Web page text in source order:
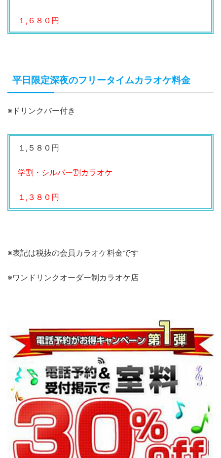
１,６８０円
平日限定深夜のフリータイムカラオケ料金
※ドリンクバー付き
１,５８０円
学割・シルバー割カラオケ
１,３８０円
※表記は税抜の会員カラオケ料金です
※ワンドリンクオーダー制カラオケ店